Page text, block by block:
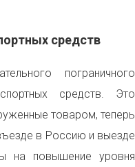
средств
пограничного
средств. Это
товаром, теперь
в Россию и выезде
на повышение уровня